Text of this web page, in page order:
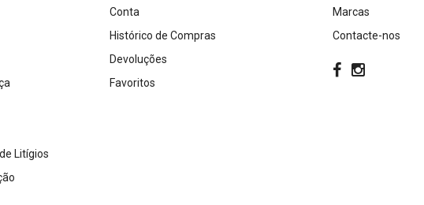
Litígios
Conta
Histórico de Compras
Devoluções
Favoritos
Marcas
Contacte-nos